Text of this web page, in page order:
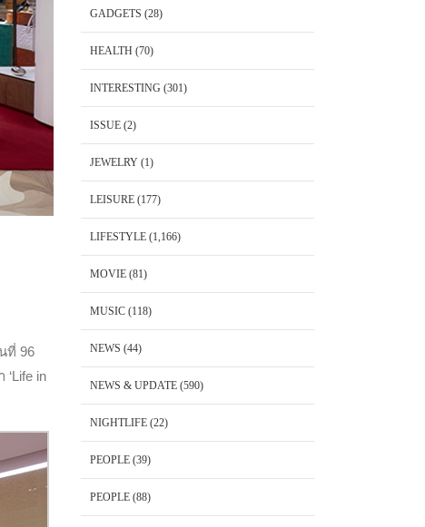
ที่ 96
in
GADGETS (28)
HEALTH (70)
INTERESTING (301)
ISSUE(2)
JEWELRY(1)
LEISURE(177)
LIFESTYLE(1,166)
MOVIE(81)
MUSIC(118)
NEWS (44)
NEWS & UPDATE(590)
NIGHTLIFE(22)
PEOPLE(39)
PEOPLE(88)